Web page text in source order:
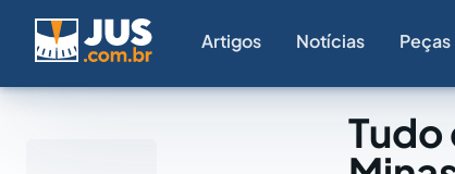
Artigos Notícias Peças
Tudo